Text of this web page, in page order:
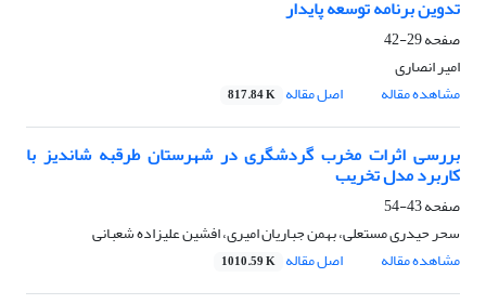
تدوین برنامه توسعه پایدار
صفحه29-42
امیر انصاری
مشاهده مقاله
اصل مقاله 817.84 K
بررسی اثرات مخرب گردشگری در شهرستان طرقبه شاندیز با
کاربرد مدل تخریب
صفحه43-54
سحر حیدری مستعلی، بهمن جباریان امیری، افشین علیزاده شعبانی
مشاهده مقاله
اصل مقاله 1010.59 K